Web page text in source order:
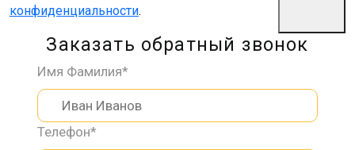
конфиденциальности.
Заказать обратный звонок
Имя Фамилия*
Телефон*